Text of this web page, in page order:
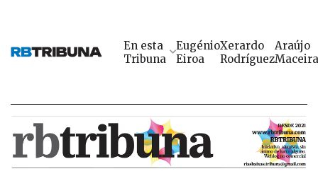
En esta
Tribuna
Eugénio
Eiroa
Xerardo
Rodríguez
Araújo
Maceira